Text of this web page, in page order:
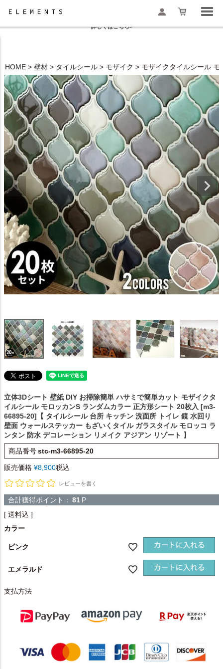
検索
夏季休業と一部地域配送遅延のお知らせ
詳しくはこちら>
HOME 壁材 タイルシール モザイク モザイクタイルシール
立体3Dシート 壁紙 DIY お掃除簡単 ハサミで簡単カット モザイクタ
イルシール モロッカンS ランダムカラー 正方形シート 20枚入 [m3-
66895-20]【 タイルシール 台所 キッチン 洗面所 トイレ 鏡 水回り
壁面 ウォールステッカー もざいくタイル ガラスタイル モロッコ ラ
ンタン 防水 デコレーション リメイク アジアン リゾート 】
商品番号stc-m3-66895-20
販売価格 ¥8,900税込
レビューを書く
合計獲得ポイント： 81 P
送料込
カラー
ピンク
エメラルド
支払方法